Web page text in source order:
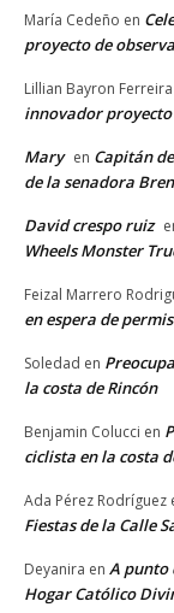
María Cedeño en
proyecto de
Lillian Bayron Ferreira
innovador proyecto
Mary en Capitán
de la senadora
David crespo ruiz
Wheels Monster
Feizal Marrero
en espera de
Soledad en
la costa de Rincón
Benjamin Colucci en
ciclista en la costa
Ada Pérez Rodríguez
Fiestas de la Calle
Deyanira en A punto
Hogar Católico